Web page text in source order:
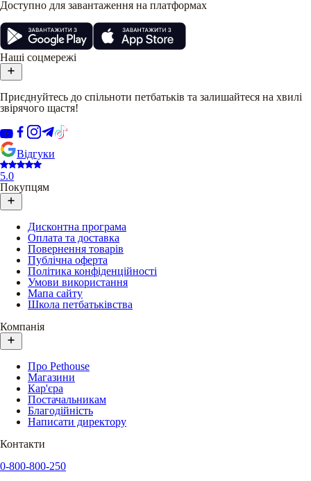
Доступно для завантаження на платформах
Наші соцмережі
Приєднуйтесь до спільноти петбатьків та залишайтеся на хвилі
звірячого щастя!
Відгуки
5.0
Покупцям
Дисконтна програма
Оплата та доставка
Повернення товарів
Публічна оферта
Політика конфіденційності
Умови використання
Мапа сайту
Школа петбатьківства
Компанія
Про Pethouse
Магазини
Кар'єра
Постачальникам
Благодійність
Написати директору
Контакти
0-800-800-250